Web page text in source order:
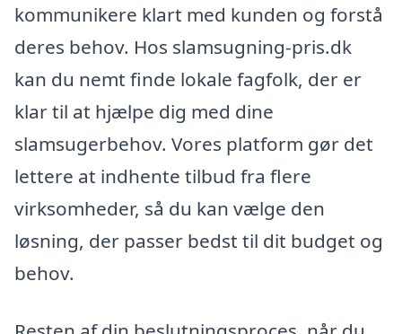
kommunikere klart med kunden og forstå
deres behov. Hos slamsugning-pris.dk
kan du nemt finde lokale fagfolk, der er
klar til at hjælpe dig med dine
slamsugerbehov. Vores platform gør det
lettere at indhente tilbud fra flere
virksomheder, så du kan vælge den
løsning, der passer bedst til dit budget og
behov.